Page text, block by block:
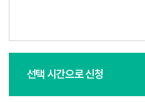
선택 시간으로 신청